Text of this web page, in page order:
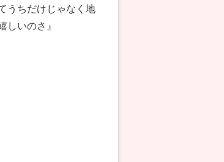
うちだけじゃなく地
しいのさ』